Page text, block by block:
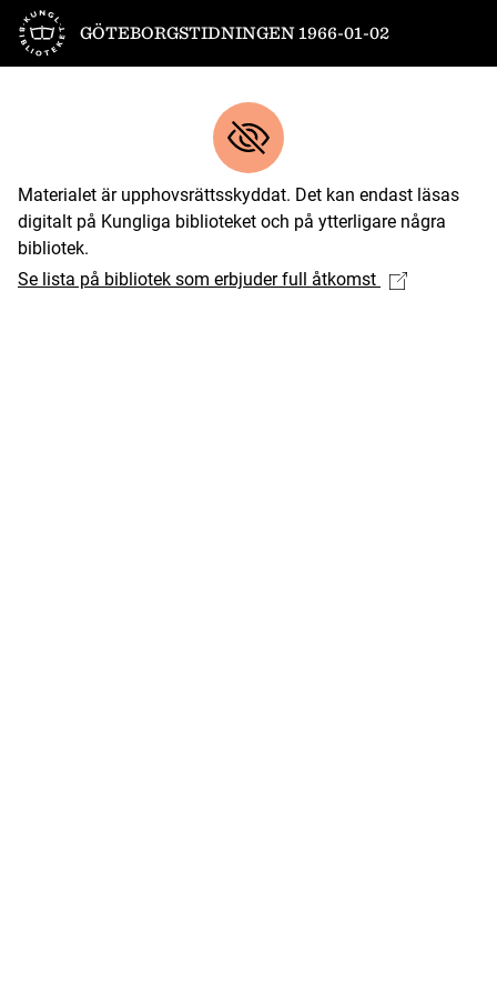
Till startsidan
GÖTEBORGSTIDNINGEN 1966-01-02
Materialet är upphovsrättsskyddat. Det kan endast läsas
digitalt på Kungliga biblioteket och på ytterligare några
bibliotek.
Se lista på bibliotek som erbjuder full åtkomst